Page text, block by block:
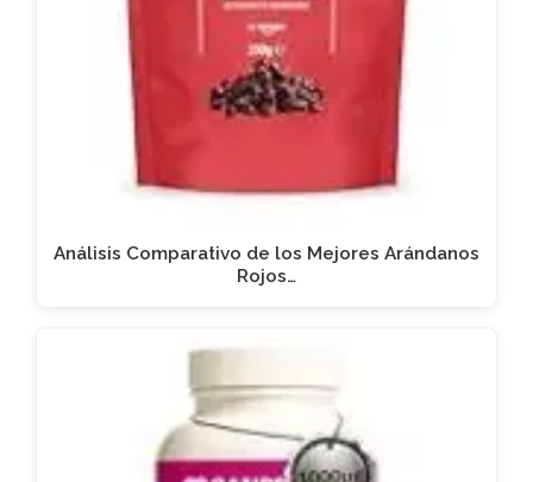
Análisis Comparativo de los Mejores Arándanos
Rojos…